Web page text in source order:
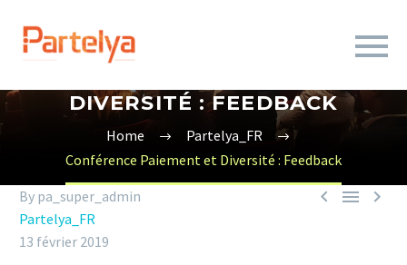
DIVERSITÉ : FEEDBACK
Home
Partelya_FR
Conférence Paiement et Diversité : Feedback
  
By pa_super_admin
Partelya_FR
13 février 2019